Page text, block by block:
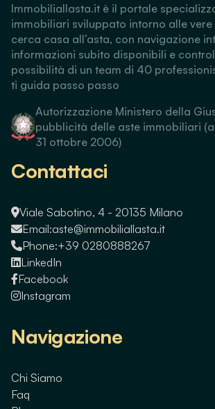
Immobiliallasta.it è il portale
immobiliari sviluppato intorno alle vere
cerca casa all’asta, con navigazione
informazioni subito disponibili e
possibilità di un team di 40
ti guida passo passo
Autorizzazione Ministero della
pubblicità delle aste immobiliari
31 ottobre 2006)
Contattaci
Viale Sabotino, 4 - 20135 Milano
Email:aste@immobiliallasta.it
Phone:+39 0280888267
LinkedIn
Facebook
Instagram
Navigazione
Chi Siamo
Faq